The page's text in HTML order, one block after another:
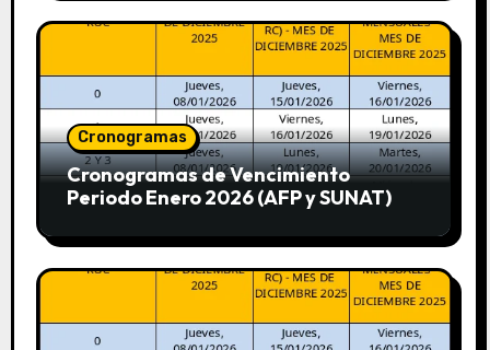
Cronogramas
Cronogramas de Vencimiento
Periodo Enero 2026 (AFP y SUNAT)